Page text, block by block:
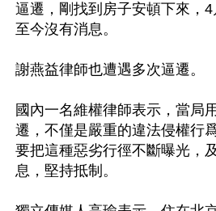
逼遷，剛找到房子安頓下來，4
至今沒有消息。
謝燕益律師也遭遇多次逼遷。
國內一名維權律師表示，當局
遷，不僅是嚴重的違法侵權行
要把這種惡劣行徑不斷曝光，
息，堅持抵制。